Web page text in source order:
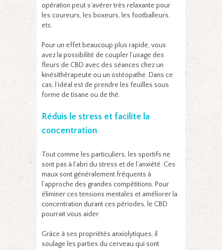
opération peut s’avérer très relaxante pour
les coureurs, les boxeurs, les footballeurs,
etc.
Pour un effet beaucoup plus rapide, vous
avez la possibilité de coupler l’usage des
fleurs de CBD avec des séances chez un
kinésithérapeute ou un ostéopathe. Dans ce
cas, l’idéal est de prendre les feuilles sous
forme de tisane ou de thé.
Réduis le stress et facilite la
concentration
Tout comme les particuliers, les sportifs ne
sont pas à l’abri du stress et de l’anxiété. Ces
maux sont généralement fréquents à
l’approche des grandes compétitions. Pour
éliminer ces tensions mentales et améliorer la
concentration durant ces périodes, le CBD
pourrait vous aider.
Grâce à ses propriétés anxiolytiques, il
soulage les parties du cerveau qui sont